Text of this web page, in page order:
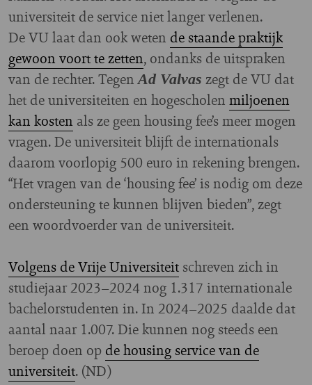
universiteit de service niet langer verlenen.
De VU laat dan ook weten de staande praktijk
gewoon voort te zetten, ondanks de uitspraken
van de rechter. TegenAd Valvas zegt de VU dat
het de universiteiten en hogescholen miljoenen
kan kosten als ze geen housing fee’s meer mogen
vragen. De universiteit blijft de internationals
daarom voorlopig 500 euro in rekening brengen.
“Het vragen van de ‘housing fee’ is nodig om deze
ondersteuning te kunnen blijven bieden”, zegt
een woordvoerder van de universiteit.
Volgens de Vrije Universiteit schreven zich in
studiejaar 2023–2024 nog 1.317 internationale
bachelorstudenten in. In 2024–2025 daalde dat
aantal naar 1.007. Die kunnen nog steeds een
beroep doen op de housing service van de
universiteit. (ND)